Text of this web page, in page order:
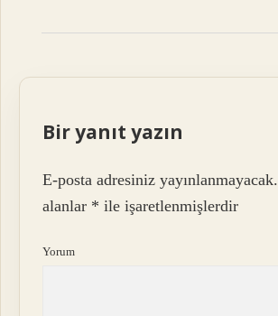
Bir yanıt yazın
E-posta adresiniz yayınlanmayacak.
alanlar * ile işaretlenmişlerdir
Yorum